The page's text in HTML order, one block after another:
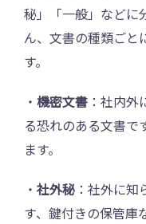
秘」「一般」などに
ん、文書の種類ごと
す。
・ 機密文書 ：社内
る恐れのある文書で
ます。
・ 社外秘 ：社外に
す、鍵付きの保管庫